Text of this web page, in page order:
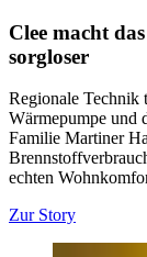
Clee macht
sorgloser
Regionale
Wärmepumpe und
Familie Martiner
echten
Zur Story